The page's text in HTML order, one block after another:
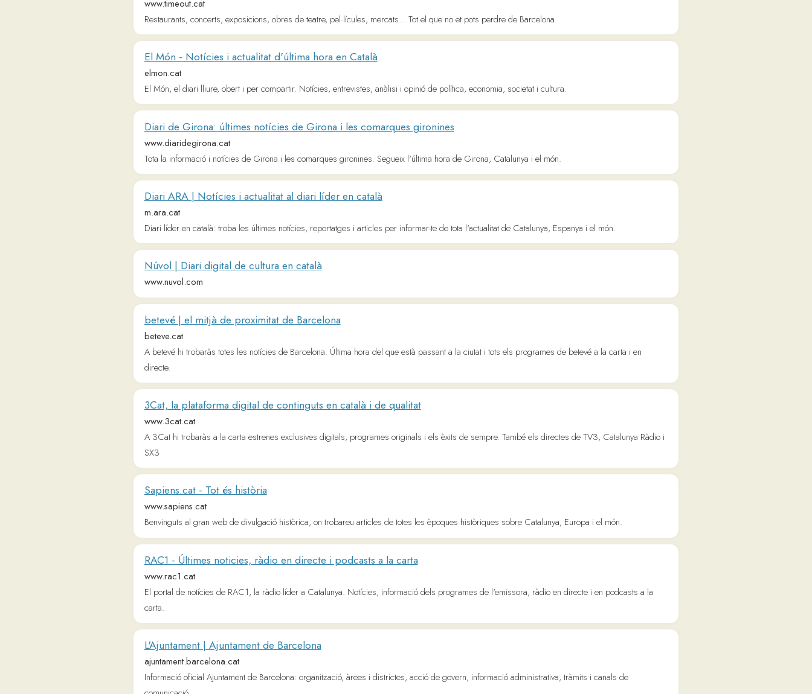
Diari de Girona: últimes notícies de Girona i les comarques gironines
www.diaridegirona.cat
Tota la informació i notícies de Girona i les comarques gironines. Segueix l'última hora de Girona, Catalunya i el món.
Diari ARA | Notícies i actualitat al diari líder en català
m.ara.cat
Diari líder en català: troba les últimes notícies, reportatges i articles per informar-te de tota l'actualitat de Catalunya, Espanya i el món.
Núvol | Diari digital de cultura en català
www.nuvol.com
betevé | el mitjà de proximitat de Barcelona
beteve.cat
A betevé hi trobaràs totes les notícies de Barcelona. Última hora del que està passant a la ciutat i tots els programes de betevé a la carta i en
directe.
3Cat, la plataforma digital de continguts en català i de qualitat
www.3cat.cat
A 3Cat hi trobaràs a la carta estrenes exclusives digitals, programes originals i els èxits de sempre. També els directes de TV3, Catalunya Ràdio i
Sapiens.cat - Tot és història
www.sapiens.cat
Benvinguts al gran web de divulgació històrica, on trobareu articles de totes les èpoques històriques sobre Catalunya, Europa i el món.
RAC1 - Últimes noticies, ràdio en directe i podcasts a la carta
El portal de notícies de RAC1, la ràdio líder a Catalunya. Notícies, informació dels programes de l'emissora, ràdio en directe i en podcasts a la
carta.
L'Ajuntament | Ajuntament de Barcelona
ajuntament.barcelona.cat
Informació oficial Ajuntament de Barcelona: organització, àrees i districtes, acció de govern, informació administrativa, tràmits i canals de
comunicació.
Sortir amb nens
Sortir amb nens, l'agenda setmanal d'activitats familiars més completa de Catalunya! Et proposem activitats infantils i familiars per fer amb nens de
0 a 14 anys 😊😊😊
Consorci per a la Normalització Lingüística | Consorci per a la Normalització Lingüística - CPNL
www.cpnl.cat
Consorci per a la Normalització Lingüística